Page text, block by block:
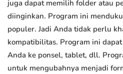
juga dapat memilih folder atau
diinginkan. Program ini
populer. Jadi Anda tidak perlu
kompatibilitas. Program ini
Anda ke ponsel, tablet, dll.
untuk mengubahnya menjadi